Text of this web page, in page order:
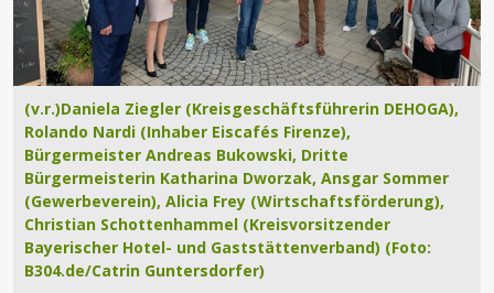
(v.r.)Daniela Ziegler (Kreisgeschäftsführerin DEHOGA),
Rolando Nardi (Inhaber Eiscafés Firenze),
Bürgermeister Andreas Bukowski, Dritte
Bürgermeisterin Katharina Dworzak, Ansgar Sommer
(Gewerbeverein), Alicia Frey (Wirtschaftsförderung),
Christian Schottenhammel (Kreisvorsitzender
Bayerischer Hotel- und Gaststättenverband) (Foto:
B304.de/Catrin Guntersdorfer)